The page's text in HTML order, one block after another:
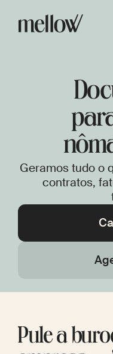
Geramos tudo o
contratos,
Pule a